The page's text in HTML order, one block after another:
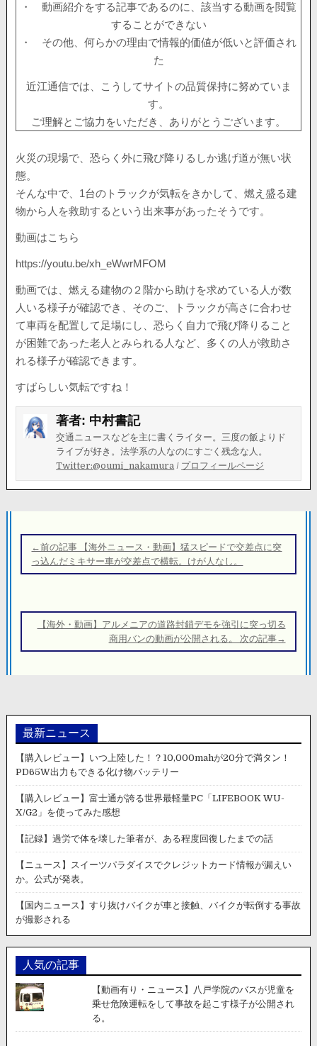
・ 動画紹介をする記事であるのに、該当する動画を閲覧
することができない
・ その他、何らかの理由で情報的価値が低いと評価され
た
近江通信では、こうしてサイトの品質保持に努めていま
す。
ご理解とご協力をいただき、ありがとうございます。
火災の現場で、恐らく外に飛び降りるしか逃げ道が無い状
態。
そんな中で、1台のトラックが気転をきかして、燃え盛る建
物から人を救助するという出来事があったそうです。
動画はこちら
https://youtu.be/xh_eWwrMFOM
動画では、燃える建物の２階から助けを求めている人が数
人いる様子が確認でき、そのご、トラックが高さに合わせ
て車両を配置して足場にし、恐らく自力で飛び降りること
が困難であった老人とみられる人など、多くの人が救助さ
れる様子が確認できます。
すばらしい気転ですね！
著者: 中村書記
交通ニュースなどを主に書くライター。三度の飯よりド
ライブが好き。法学系の人なのにすごく残念な人。
Twitter:@oumi_nakamura / プロフィールページ
稿
ナ
ー
←前の記事 【海外ニュース・動画】猛スピードで交差点に突
っ込んだミキサー車が交差点で横転。けが人なし。
【海外・動画】アルメニアの道路封鎖デモを強引に突っ切る
商用バンの動画が公開される。 次の記事→
最新ニュース
【購入レビュー】いつ上陸した！？10,000mahが20分で満タン！
PD65W出力もできる化け物バッテリー
【購入レビュー】富士通が誇る世界最軽量PC「LIFEBOOK WU-
X/G2」を使ってみた感想
【記録】過労で体を壊した筆者が、ある程度回復したまでの話
【ニュース】スイーツパラダイスでクレジットカード情報が漏えい
か。公式が発表。
【国内ニュース】すり抜けバイクが車と接触、バイクが転倒する事故
が撮影される
人気の記事
【動画有り・ニュース】八戸学院のバスが児童を
乗せ危険運転をして事故を起こす様子が公開され
る。